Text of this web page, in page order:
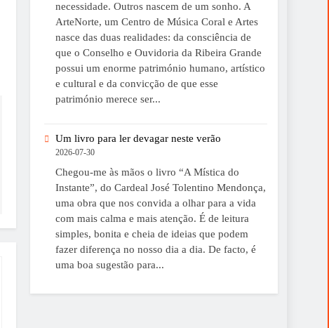
necessidade. Outros nascem de um sonho. A
ArteNorte, um Centro de Música Coral e Artes
nasce das duas realidades: da consciência de
que o Conselho e Ouvidoria da Ribeira Grande
possui um enorme património humano, artístico
e cultural e da convicção de que esse
património merece ser...
Um livro para ler devagar neste verão
2026-07-30
Chegou-me às mãos o livro “A Mística do
Instante”, do Cardeal José Tolentino Mendonça,
uma obra que nos convida a olhar para a vida
com mais calma e mais atenção. É de leitura
simples, bonita e cheia de ideias que podem
fazer diferença no nosso dia a dia. De facto, é
uma boa sugestão para...